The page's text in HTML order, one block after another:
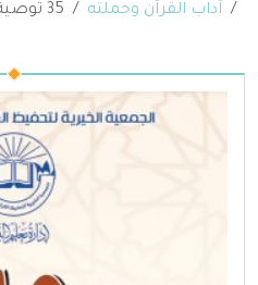
آداب القرآن وحملته
35 توصية لحفظة كتاب الله تعالى